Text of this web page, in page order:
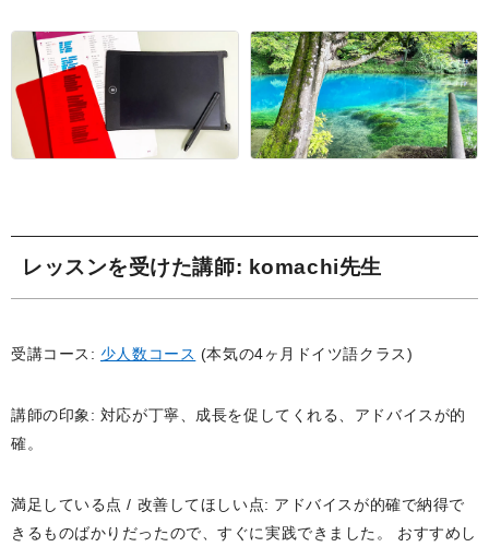
レッスンを受けた講師: komachi先生
受講コース: 少人数コース (本気の4ヶ月ドイツ語クラス)
講師の印象: 対応が丁寧、成長を促してくれる、アドバイスが的
確。
満足している点 / 改善してほしい点: アドバイスが的確で納得で
きるものばかりだったので、すぐに実践できました。 おすすめし